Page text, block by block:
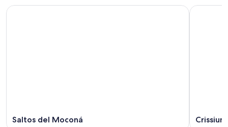
Saltos del Moconá